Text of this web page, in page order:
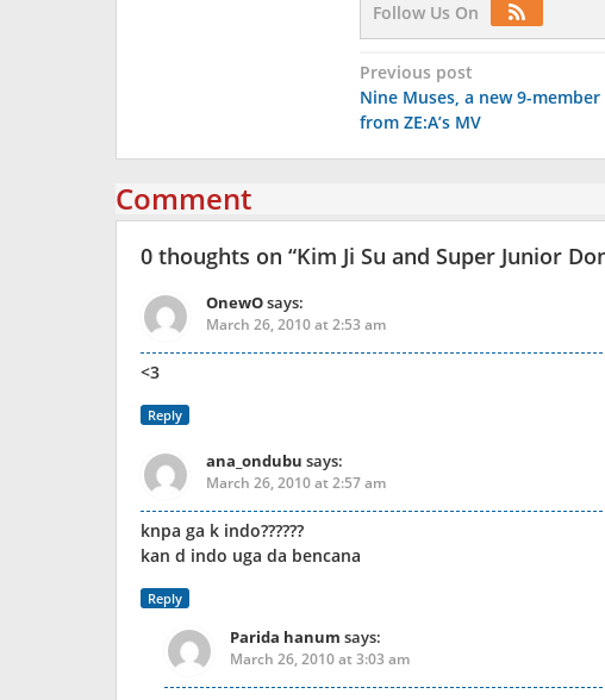
Follow Us On
Post
navigation
Previous post
Nine Muses, a new 9-
from ZE:A’s MV
Comment
0 thoughts on “Kim Ji Su and Super Junior
OnewOsays:
March 26, 2010 at 2:53 am
<3
Reply
ana_ondubu says:
March 26, 2010 at 2:57 am
knpa ga k indo??????
kan d indo uga da bencana
Reply
Parida hanum says:
March 26, 2010 at 3:03 am